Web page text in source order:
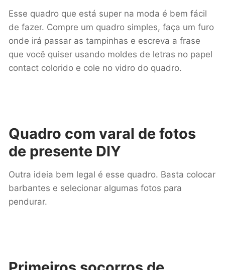
Esse quadro que está super na moda é bem fácil
de fazer. Compre um quadro simples, faça um furo
onde irá passar as tampinhas e escreva a frase
que você quiser usando moldes de letras no papel
contact colorido e cole no vidro do quadro.
Quadro com varal de fotos
de presente DIY
Outra ideia bem legal é esse quadro. Basta colocar
barbantes e selecionar algumas fotos para
pendurar.